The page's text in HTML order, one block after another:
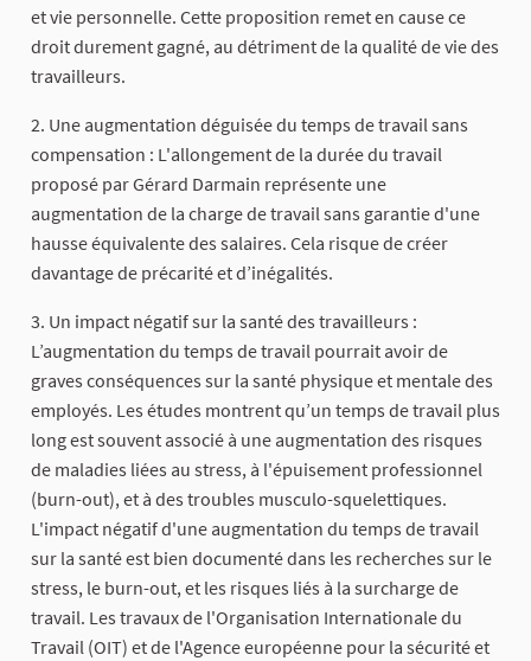
et vie personnelle. Cette proposition remet en cause ce
droit durement gagné, au détriment de la qualité de vie des
travailleurs.
2. Une augmentation déguisée du temps de travail sans
compensation : L'allongement de la durée du travail
proposé par Gérard Darmain représente une
augmentation de la charge de travail sans garantie d'une
hausse équivalente des salaires. Cela risque de créer
davantage de précarité et d’inégalités.
3. Un impact négatif sur la santé des travailleurs :
L’augmentation du temps de travail pourrait avoir de
graves conséquences sur la santé physique et mentale des
employés. Les études montrent qu’un temps de travail plus
long est souvent associé à une augmentation des risques
de maladies liées au stress, à l'épuisement professionnel
(burn-out), et à des troubles musculo-squelettiques.
L'impact négatif d'une augmentation du temps de travail
sur la santé est bien documenté dans les recherches sur le
stress, le burn-out, et les risques liés à la surcharge de
travail. Les travaux de l'Organisation Internationale du
Travail (OIT) et de l'Agence européenne pour la sécurité et